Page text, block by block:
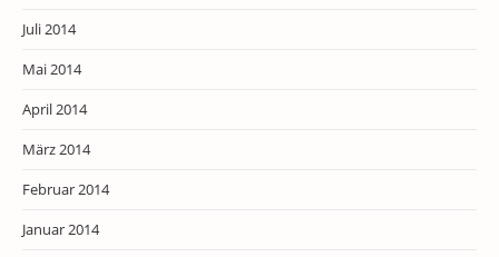
Juli 2014
Mai 2014
April 2014
März 2014
Februar 2014
Januar 2014